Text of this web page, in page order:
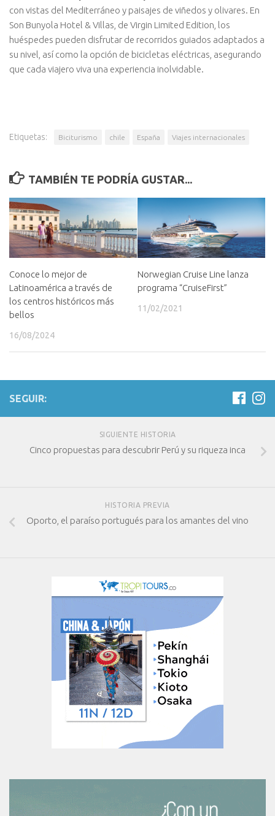
con vistas del Mediterráneo y paisajes de viñedos y olivares. En
Son Bunyola Hotel & Villas, de Virgin Limited Edition, los
huéspedes pueden disfrutar de recorridos guiados adaptados a
su nivel, así como la opción de bicicletas eléctricas, asegurando
que cada viajero viva una experiencia inolvidable.
Etiquetas: Biciturismo chile España Viajes internacionales
TAMBIÉN TE PODRÍA GUSTAR...
Conoce lo mejor de
Latinoamérica a través de
los centros históricos más
bellos
16/08/2024
Norwegian Cruise Line lanza
programa “CruiseFirst”
11/02/2021
SEGUIR:
SIGUIENTE HISTORIA
Cinco propuestas para descubrir Perú y su riqueza inca
HISTORIA PREVIA
Oporto, el paraíso portugués para los amantes del vino